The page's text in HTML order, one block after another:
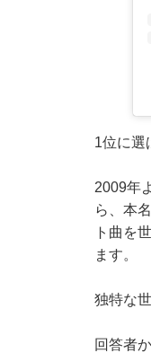
1位に選
2009年
ら、本
ト曲を
ます。
独特な
回答者